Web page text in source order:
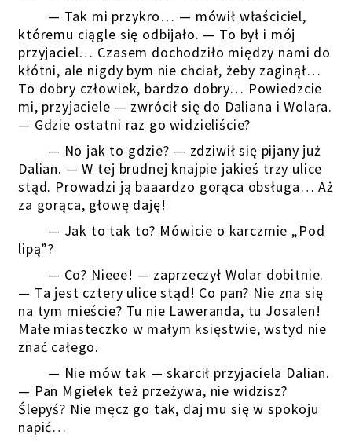
— Tak mi przykro… — mówił właściciel,
któremu ciągle się odbijało. — To był i mój
przyjaciel… Czasem dochodziło między nami do
kłótni, ale nigdy bym nie chciał, żeby zaginął…
To dobry człowiek, bardzo dobry… Powiedzcie
mi, przyjaciele — zwrócił się do Daliana i Wolara.
— Gdzie ostatni raz go widzieliście?
— No jak to gdzie? — zdziwił się pijany już
Dalian. — W tej brudnej knajpie jakieś trzy ulice
stąd. Prowadzi ją baaardzo gorąca obsługa… Aż
za gorąca, głowę daję!
— Jak to tak to? Mówicie o karczmie „Pod
lipą”?
— Co? Nieee! — zaprzeczył Wolar dobitnie.
— Ta jest cztery ulice stąd! Co pan? Nie zna się
na tym mieście? Tu nie Laweranda, tu Josalen!
Małe miasteczko w małym księstwie, wstyd nie
znać całego.
— Nie mów tak — skarcił przyjaciela Dalian.
— Pan Mgiełek też przeżywa, nie widzisz?
Ślepyś? Nie męcz go tak, daj mu się w spokoju
napić…